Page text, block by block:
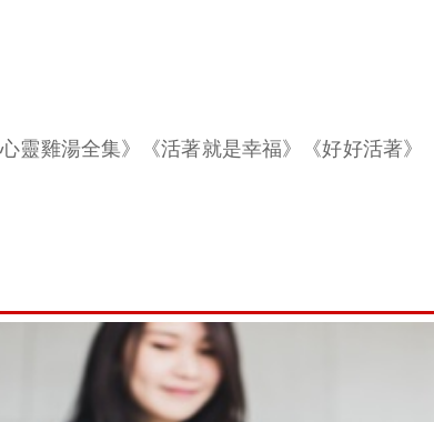
雞湯全集》《活著就是幸福》《好好活著》